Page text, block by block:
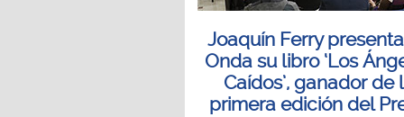
Joaquín Ferry
Onda su libro ‘Los
Caídos’, ganador de
primera edición del